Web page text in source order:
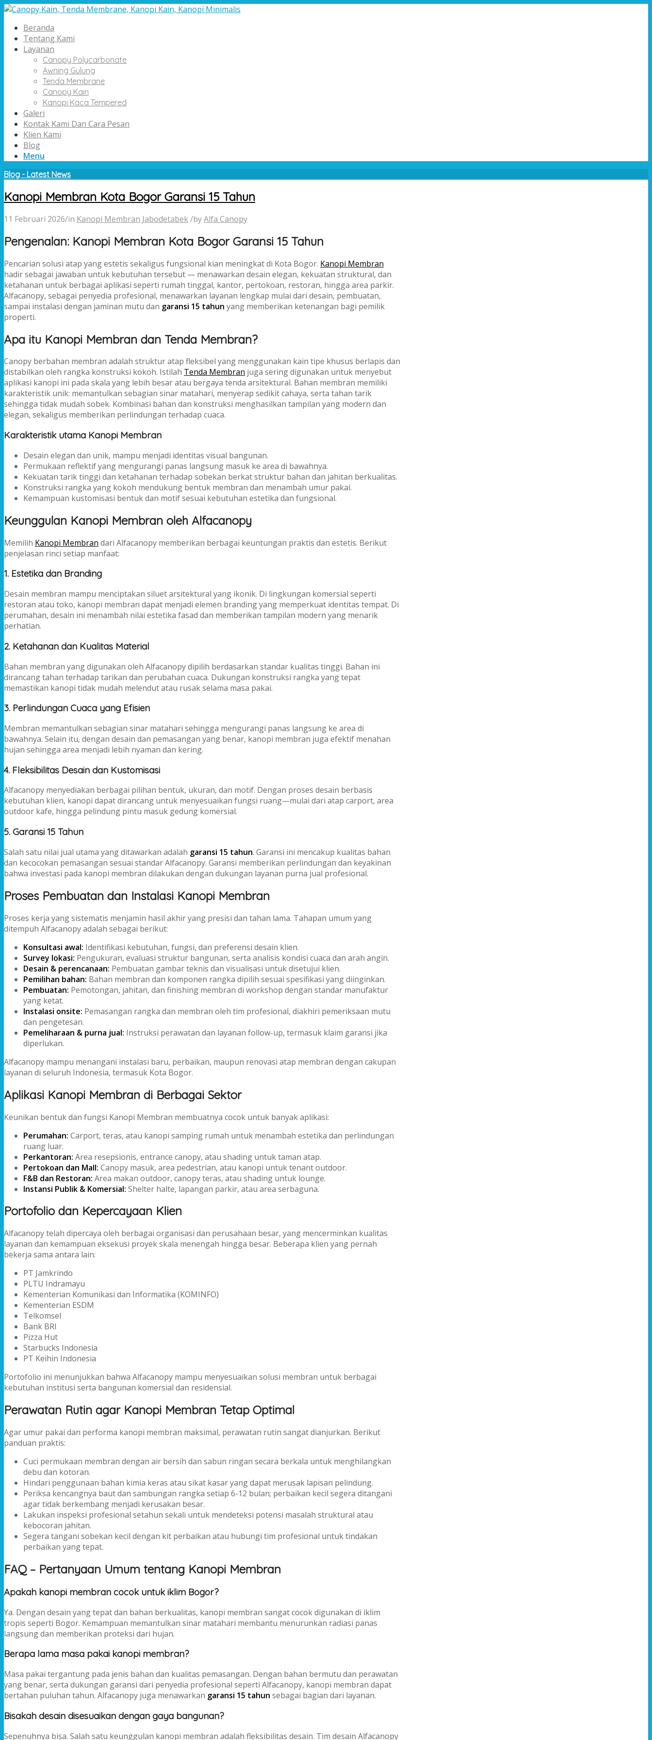
Beranda
Tentang Kami
Layanan
Canopy Polycarbonate
Awning Gulung
Tenda Membrane
Canopy Kain
Kanopi Kaca Tempered
Galeri
Kontak Kami Dan Cara Pesan
Klien Kami
Blog
Menu
Blog - Latest News
Kanopi Membran Kota Bogor Garansi 15 Tahun
11 Februari 2026/in Kanopi Membran Jabodetabek/byAlfa Canopy
Pengenalan: Kanopi Membran Kota Bogor Garansi 15 Tahun
Pencarian solusi atap yang estetis sekaligus fungsional kian meningkat di Kota Bogor. Kanopi Membran
hadir sebagai jawaban untuk kebutuhan tersebut — menawarkan desain elegan, kekuatan struktural, dan
ketahanan untuk berbagai aplikasi seperti rumah tinggal, kantor, pertokoan, restoran, hingga area parkir.
Alfacanopy, sebagai penyedia profesional, menawarkan layanan lengkap mulai dari desain, pembuatan,
sampai instalasi dengan jaminan mutu dan garansi 15 tahun yang memberikan ketenangan bagi pemilik
properti.
Apa itu Kanopi Membran dan Tenda Membran?
Canopy berbahan membran adalah struktur atap fleksibel yang menggunakan kain tipe khusus berlapis dan
distabilkan oleh rangka konstruksi kokoh. Istilah Tenda Membran juga sering digunakan untuk menyebut
aplikasi kanopi ini pada skala yang lebih besar atau bergaya tenda arsitektural. Bahan membran memiliki
karakteristik unik: memantulkan sebagian sinar matahari, menyerap sedikit cahaya, serta tahan tarik
sehingga tidak mudah sobek. Kombinasi bahan dan konstruksi menghasilkan tampilan yang modern dan
elegan, sekaligus memberikan perlindungan terhadap cuaca.
Karakteristik utama Kanopi Membran
Desain elegan dan unik, mampu menjadi identitas visual bangunan.
Permukaan reflektif yang mengurangi panas langsung masuk ke area di bawahnya.
Kekuatan tarik tinggi dan ketahanan terhadap sobekan berkat struktur bahan dan jahitan berkualitas.
Konstruksi rangka yang kokoh mendukung bentuk membran dan menambah umur pakai.
Kemampuan kustomisasi bentuk dan motif sesuai kebutuhan estetika dan fungsional.
Keunggulan Kanopi Membran oleh Alfacanopy
Memilih Kanopi Membran dari Alfacanopy memberikan berbagai keuntungan praktis dan estetis. Berikut
penjelasan rinci setiap manfaat:
1. Estetika dan Branding
Desain membran mampu menciptakan siluet arsitektural yang ikonik. Di lingkungan komersial seperti
restoran atau toko, kanopi membran dapat menjadi elemen branding yang memperkuat identitas tempat. Di
perumahan, desain ini menambah nilai estetika fasad dan memberikan tampilan modern yang menarik
perhatian.
2. Ketahanan dan Kualitas Material
Bahan membran yang digunakan oleh Alfacanopy dipilih berdasarkan standar kualitas tinggi. Bahan ini
dirancang tahan terhadap tarikan dan perubahan cuaca. Dukungan konstruksi rangka yang tepat
memastikan kanopi tidak mudah melendut atau rusak selama masa pakai.
3. Perlindungan Cuaca yang Efisien
Membran memantulkan sebagian sinar matahari sehingga mengurangi panas langsung ke area di
bawahnya. Selain itu, dengan desain dan pemasangan yang benar, kanopi membran juga efektif menahan
hujan sehingga area menjadi lebih nyaman dan kering.
4. Fleksibilitas Desain dan Kustomisasi
Alfacanopy menyediakan berbagai pilihan bentuk, ukuran, dan motif. Dengan proses desain berbasis
kebutuhan klien, kanopi dapat dirancang untuk menyesuaikan fungsi ruang—mulai dari atap carport, area
outdoor kafe, hingga pelindung pintu masuk gedung komersial.
5. Garansi 15 Tahun
Salah satu nilai jual utama yang ditawarkan adalah garansi 15 tahun. Garansi ini mencakup kualitas bahan
dan kecocokan pemasangan sesuai standar Alfacanopy. Garansi memberikan perlindungan dan keyakinan
bahwa investasi pada kanopi membran dilakukan dengan dukungan layanan purna jual profesional.
Proses Pembuatan dan Instalasi Kanopi Membran
Proses kerja yang sistematis menjamin hasil akhir yang presisi dan tahan lama. Tahapan umum yang
ditempuh Alfacanopy adalah sebagai berikut:
Konsultasi awal: Identifikasi kebutuhan, fungsi, dan preferensi desain klien.
Survey lokasi: Pengukuran, evaluasi struktur bangunan, serta analisis kondisi cuaca dan arah angin.
Desain & perencanaan: Pembuatan gambar teknis dan visualisasi untuk disetujui klien.
Pemilihan bahan: Bahan membran dan komponen rangka dipilih sesuai spesifikasi yang diinginkan.
Pembuatan: Pemotongan, jahitan, dan finishing membran di workshop dengan standar manufaktur
yang ketat.
Instalasi onsite: Pemasangan rangka dan membran oleh tim profesional, diakhiri pemeriksaan mutu
dan pengetesan.
Pemeliharaan & purna jual: Instruksi perawatan dan layanan follow-up, termasuk klaim garansi jika
diperlukan.
Alfacanopy mampu menangani instalasi baru, perbaikan, maupun renovasi atap membran dengan cakupan
layanan di seluruh Indonesia, termasuk Kota Bogor.
Aplikasi Kanopi Membran di Berbagai Sektor
Keunikan bentuk dan fungsi Kanopi Membran membuatnya cocok untuk banyak aplikasi:
Perumahan: Carport, teras, atau kanopi samping rumah untuk menambah estetika dan perlindungan
ruang luar.
Perkantoran: Area resepsionis, entrance canopy, atau shading untuk taman atap.
Pertokoan dan Mall: Canopy masuk, area pedestrian, atau kanopi untuk tenant outdoor.
F&B dan Restoran: Area makan outdoor, canopy teras, atau shading untuk lounge.
Instansi Publik & Komersial: Shelter halte, lapangan parkir, atau area serbaguna.
Portofolio dan Kepercayaan Klien
Alfacanopy telah dipercaya oleh berbagai organisasi dan perusahaan besar, yang mencerminkan kualitas
layanan dan kemampuan eksekusi proyek skala menengah hingga besar. Beberapa klien yang pernah
bekerja sama antara lain:
PT Jamkrindo
PLTU Indramayu
Kementerian Komunikasi dan Informatika (KOMINFO)
Kementerian ESDM
Telkomsel
Bank BRI
Pizza Hut
Starbucks Indonesia
PT Keihin Indonesia
Portofolio ini menunjukkan bahwa Alfacanopy mampu menyesuaikan solusi membran untuk berbagai
kebutuhan institusi serta bangunan komersial dan residensial.
Perawatan Rutin agar Kanopi Membran Tetap Optimal
Agar umur pakai dan performa kanopi membran maksimal, perawatan rutin sangat dianjurkan. Berikut
panduan praktis:
Cuci permukaan membran dengan air bersih dan sabun ringan secara berkala untuk menghilangkan
debu dan kotoran.
Hindari penggunaan bahan kimia keras atau sikat kasar yang dapat merusak lapisan pelindung.
Periksa kencangnya baut dan sambungan rangka setiap 6-12 bulan; perbaikan kecil segera ditangani
agar tidak berkembang menjadi kerusakan besar.
Lakukan inspeksi profesional setahun sekali untuk mendeteksi potensi masalah struktural atau
kebocoran jahitan.
Segera tangani sobekan kecil dengan kit perbaikan atau hubungi tim profesional untuk tindakan
perbaikan yang tepat.
FAQ – Pertanyaan Umum tentang Kanopi Membran
Apakah kanopi membran cocok untuk iklim Bogor?
Ya. Dengan desain yang tepat dan bahan berkualitas, kanopi membran sangat cocok digunakan di iklim
tropis seperti Bogor. Kemampuan memantulkan sinar matahari membantu menurunkan radiasi panas
langsung dan memberikan proteksi dari hujan.
Berapa lama masa pakai kanopi membran?
Masa pakai tergantung pada jenis bahan dan kualitas pemasangan. Dengan bahan bermutu dan perawatan
yang benar, serta dukungan garansi dari penyedia profesional seperti Alfacanopy, kanopi membran dapat
bertahan puluhan tahun. Alfacanopy juga menawarkan garansi 15 tahun sebagai bagian dari layanan.
Bisakah desain disesuaikan dengan gaya bangunan?
Sepenuhnya bisa. Salah satu keunggulan kanopi membran adalah fleksibilitas desain. Tim desain Alfacanopy